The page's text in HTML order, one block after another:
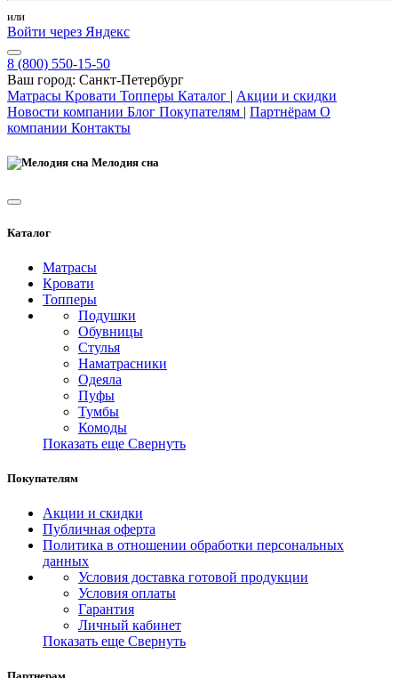
или
Войти через Яндекс
8 (800) 550-15-50
Ваш город: Санкт-Петербург
Матрасы Кровати Топперы Каталог | Акции и скидки
Новости компании Блог Покупателям | Партнёрам О
компании Контакты
Мелодия сна
Каталог
Матрасы
Кровати
Топперы
Подушки
Обувницы
Стулья
Наматрасники
Одеяла
Пуфы
Тумбы
Комоды
Показать еще Свернуть
Покупателям
Акции и скидки
Публичная оферта
Политика в отношении обработки персональных
данных
Условия доставка готовой продукции
Условия оплаты
Гарантия
Личный кабинет
Показать еще Свернуть